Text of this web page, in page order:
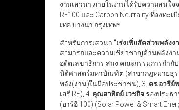
งานเสวนา ภายในงานได้รับความสนใ
RE100 และ Carbon Neutrality ที่ลงท
เทค บางนา กรุงเทพฯ
สำหรับการเสวนา “เร่งเพิ่มสัดส่วนพลัง
สามารถและความเชี่ยวชาญด้านพลังงา
อดีตเลขาธิการ สนง.คณะกรรมการกำกับ
นิติศาสตร์มหาบัณฑิต (สาขากฎหมายธุ
พลัง(งาน)ในมือประชาชน), 3. ดร.อารีย์
เสรี RE), 4. คุณอาทิตย์ เวชกิจ รองประธ
(อาร์อี 100) (Solar Power & Smart